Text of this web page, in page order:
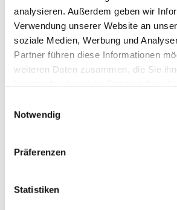
analysieren. Außerdem geben wir
Verwendung unserer Website an
soziale Medien, Werbung und
Partner führen diese Informationen
weiteren Daten zusammen, die Sie
Notwendig
Präferenzen
Statistiken
Bad Wiessee St. Hubertus. Seit 01.01.2020
Rehabilitation FC Bayern München.